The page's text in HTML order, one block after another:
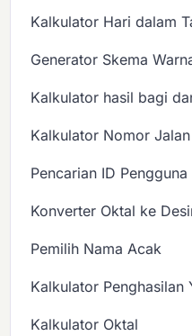
Kalkulator Hari dalam
Generator Skema
Kalkulator hasil bagi
Kalkulator Nomor
Pencarian ID
Konverter Oktal ke
Pemilih Nama Acak
Kalkulator Penghasilan
Kalkulator Oktal